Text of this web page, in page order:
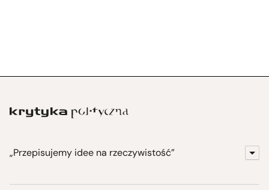
„Przepisujemy idee na rzeczywistość”